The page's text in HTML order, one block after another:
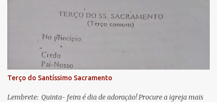
lágrimas. Eia, pois, Advogada nossa, estes vossos olhos
misericordiosos a nós volvei, e depois deste desterro, mostrai-nos
Jesus. Bendito é o fruto do vosso ventre, ó clemente, ó piedosa, ó
doce e sempre Virgem Maria. Rogai por nós Santa Mãe de Deus.
Para que sejamos dignos das promessas de Cristo. Amém.
Terço do Santíssimo Sacramento
Lembrete: Quinta- feira é dia de adoração! Procure a igreja mais